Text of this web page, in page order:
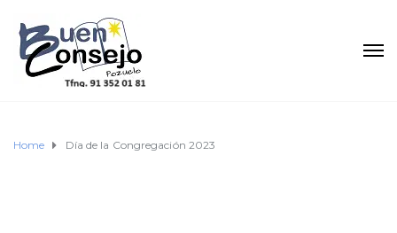
Home Día de la Congregación 2023